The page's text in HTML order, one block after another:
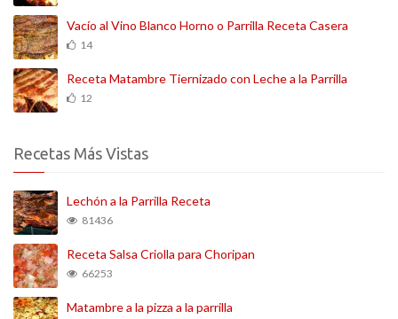
Vacío al Vino Blanco Horno o Parrilla Receta Casera
14
Receta Matambre Tiernizado con Leche a la Parrilla
12
Recetas Más Vistas
Lechón a la Parrilla Receta
81436
Receta Salsa Criolla para Choripan
66253
Matambre a la pizza a la parrilla